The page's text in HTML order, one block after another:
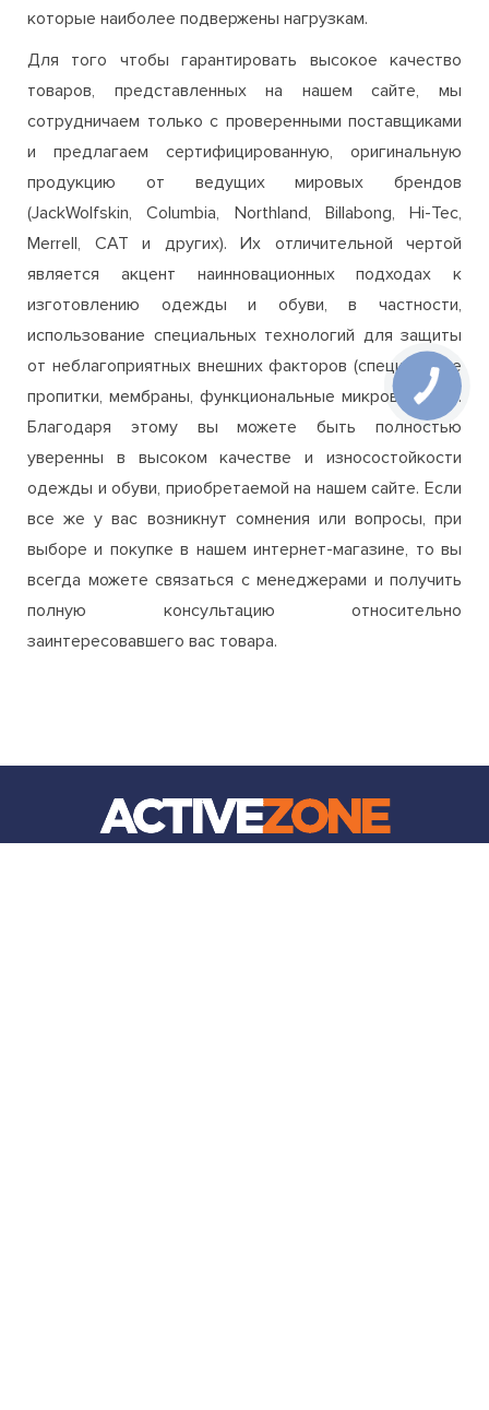
которые наиболее подвержены нагрузкам.
Для того чтобы гарантировать высокое качество
товаров, представленных на нашем сайте, мы
сотрудничаем только с проверенными поставщиками
и предлагаем сертифицированную, оригинальную
продукцию от ведущих мировых брендов
(JackWolfskin, Columbia, Northland, Billabong, Hi-Tec,
Merrell, CAT и других). Их отличительной чертой
является акцент наинновационных подходах к
изготовлению одежды и обуви, в частности,
использование специальных технологий для защиты
от неблагоприятных внешних факторов (специальные
пропитки, мембраны, функциональные микроволокна).
Благодаря этому вы можете быть полностью
уверенны в высоком качестве и износостойкости
одежды и обуви, приобретаемой на нашем сайте. Если
все же у вас возникнут сомнения или вопросы, при
выборе и покупке в нашем интернет-магазине, то вы
всегда можете связаться с менеджерами и получить
полную консультацию относительно
заинтересовавшего вас товара.
ИНТЕРНЕТ МАГАЗИН ДЛЯ СПОРТА И АКТИВНОГО ОТДЫХА